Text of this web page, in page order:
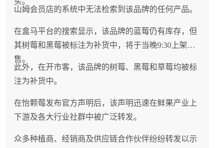
山姆会员店的系统中无法检索到该品牌的任何产品。
在盒马平台的搜索显示，该品牌的蓝莓仍有库存，但
其树莓和黑莓被标注为补货中，将于当晚9:30上架销
售。
此外，在开市客，该品牌的树莓、黑莓和草莓均被标
注为补货中。
在怡颗莓发布官方声明后，该声明迅速在鲜果产业上
下游及各大行业社群中被广泛转发。
众多种植商、经销商及供应链合作伙伴纷纷转发以示